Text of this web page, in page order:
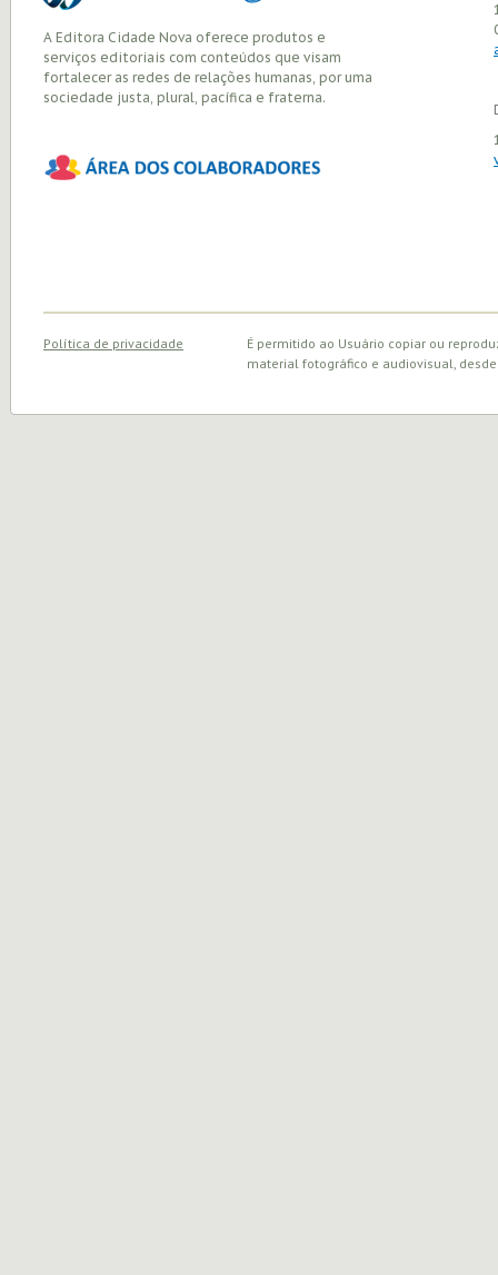
A Editora Cidade Nova oferece produtos e
serviços editoriais com conteúdos que visam
fortalecer as redes de relações humanas, por uma
sociedade justa, plural, pacífica e fraterna.
Política de privacidade
É permitido ao Usuário copiar ou
material fotográfico e audiovisual,